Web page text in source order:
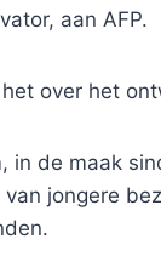
aan AFP.
het over het
in de maak
jongere